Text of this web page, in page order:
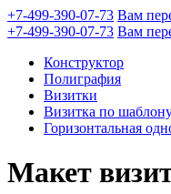
+7-499-390-07-73 Вам
+7-499-390-07-73 Вам
Конструктор
Полиграфия
Визитки
Визитка по
Горизонтальная
Макет